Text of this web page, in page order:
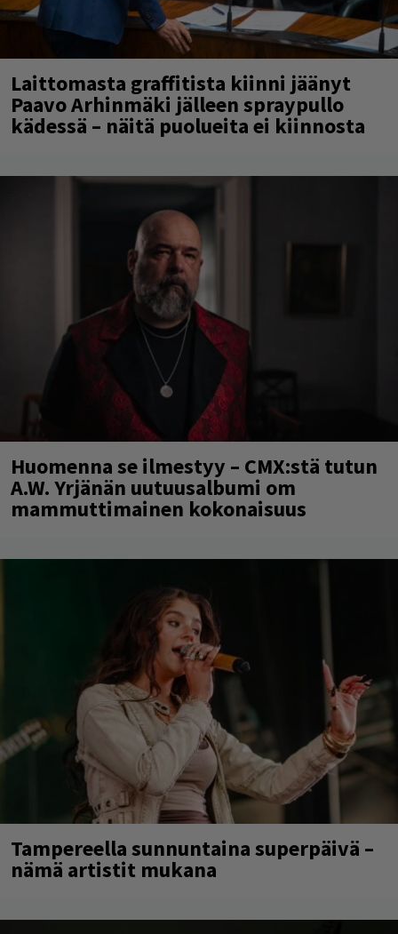
Laittomasta graffitista kiinni jäänyt
Paavo Arhinmäki jälleen spraypullo
kädessä – näitä puolueita ei kiinnosta
Huomenna se ilmestyy – CMX:stä tutun
A.W. Yrjänän uutuusalbumi om
mammuttimainen kokonaisuus
Tampereella sunnuntaina superpäivä –
nämä artistit mukana